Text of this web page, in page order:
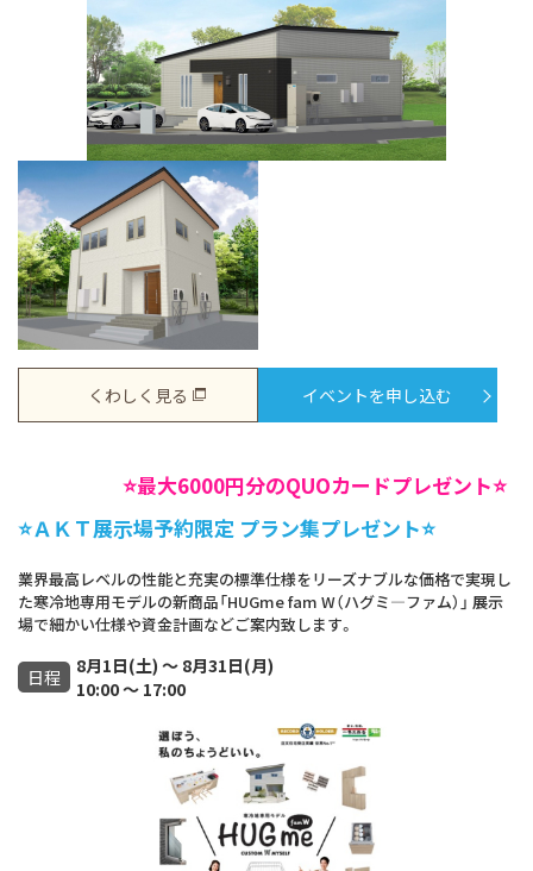
くわしく見る イベントを申し込む
⭐️最大6000円分のQUOカードプレゼント⭐️
⭐️ＡＫＴ展示場予約限定 プラン集プレゼント⭐️
業界最高レベルの性能と充実の標準仕様をリーズナブルな価格で実現し
た寒冷地専用モデルの新商品「HUGme fam W（ハグミ―ファム）」 展示
場で細かい仕様や資金計画などご案内致します。
日程
8月1日(土) ～ 8月31日(月)
10:00 ～ 17:00